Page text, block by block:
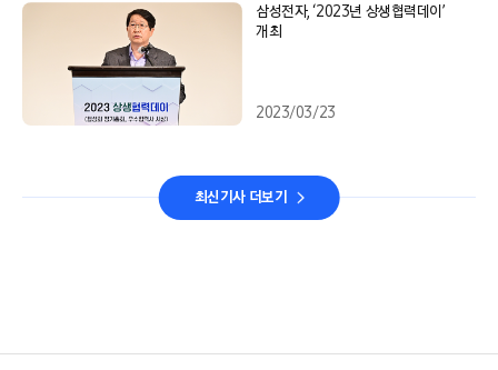
삼성전자, ‘2023년 상생협력데이’
개최
2023/03/23
최신기사 더보기